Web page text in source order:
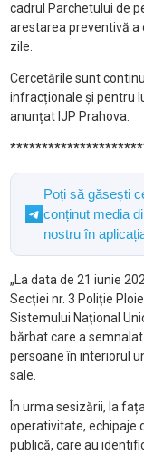
cadrul Parchetului de
arestarea preventivă a
zile.
Cercetările sunt
infracționale și pentru
anunțat IJP Prahova.
Poți să găsești
conținut media
nostru în
„La data de 21 iunie
Secției nr. 3 Poliție
Sistemului Național
bărbat care a
persoane în interiorul
sale.
În urma sesizării, la
operativitate, echipaje
publică, care au